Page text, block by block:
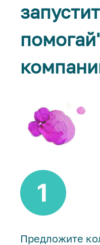
Предложите